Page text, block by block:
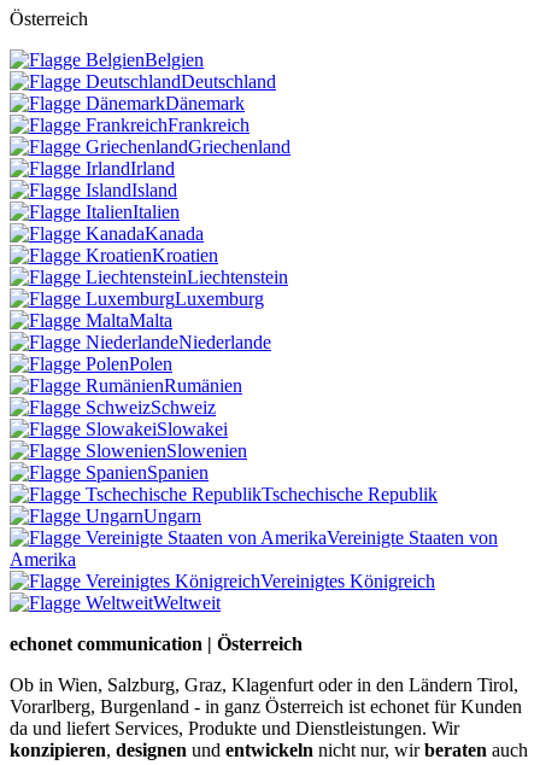
Österreich
Belgien
Deutschland
Dänemark
Frankreich
Griechenland
Irland
Island
Italien
Kanada
Kroatien
Liechtenstein
Luxemburg
Malta
Niederlande
Polen
Rumänien
Schweiz
Slowakei
Slowenien
Spanien
Tschechische Republik
Ungarn
Vereinigte Staaten von
Amerika
Vereinigtes Königreich
Weltweit
echonet communication | Österreich
Ob in Wien, Salzburg, Graz, Klagenfurt oder in den Ländern Tirol,
Vorarlberg, Burgenland - in ganz Österreich ist echonet für Kunden
da und liefert Services, Produkte und Dienstleistungen. Wir
konzipieren, designen und entwickeln nicht nur, wirberaten auch